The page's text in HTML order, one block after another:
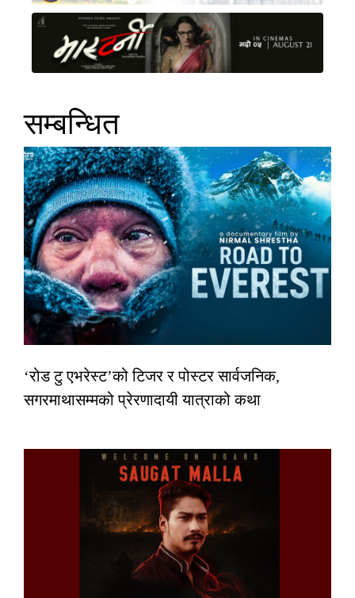
सम्बन्धित
‘रोड टु एभरेस्ट’को टिजर र पोस्टर सार्वजनिक,
सगरमाथासम्मको प्रेरणादायी यात्राको कथा